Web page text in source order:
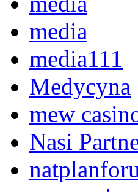
media
media111
Medycyna
mew
Nasi